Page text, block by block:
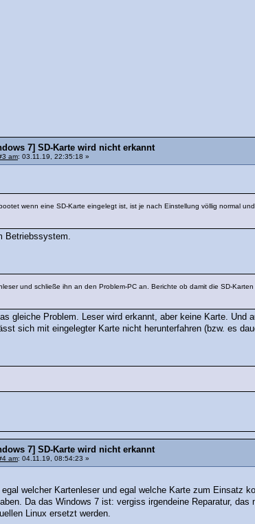
7] SD-Karte wird nicht erkannt
am: 03.11.19, 22:35:18 »
wenn eine SD-Karte eingelegt ist, ist je nach Einstellung völlig normal
Betriebssystem.
und schließe ihn an den Problem-PC an. Berichte ob damit die SD-
gleiche Problem. Leser wird erkannt, aber keine Karte. Und
sich mit eingelegter Karte nicht herunterfahren (bzw. es
7] SD-Karte wird nicht erkannt
am: 04.11.19, 08:54:23 »
welcher Kartenleser und egal welche Karte zum Einsatz
Da das Windows 7 ist: vergiss irgendeine Reparatur, das
Linux ersetzt werden.